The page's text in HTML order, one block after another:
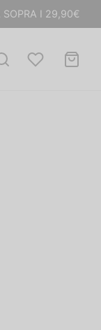
SOPRA I 29,90€